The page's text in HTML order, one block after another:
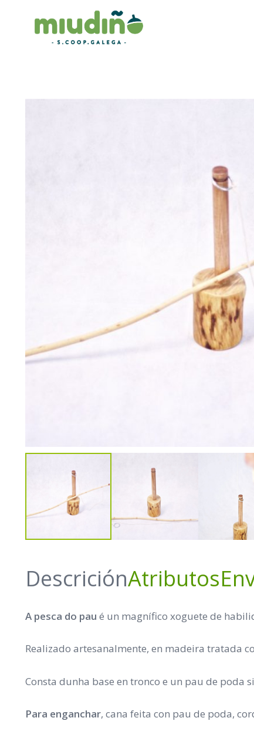
DescriciónAtributos
A pesca do pau é un magnífico xoguete de
Realizado artesanalmente, en madeira tratada
Consta dunha base en tronco e un pau de poda
Para enganchar, cana feita con pau de poda,